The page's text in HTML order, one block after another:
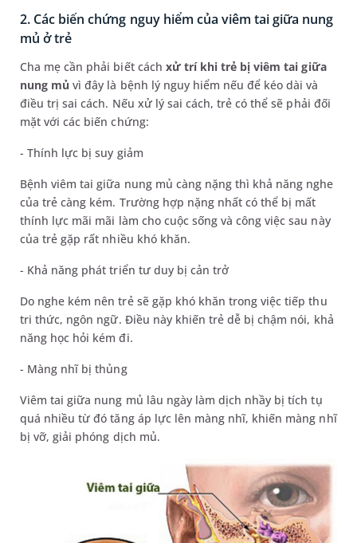
2. Các biến chứng nguy hiểm của viêm tai giữa nung
mủ ở trẻ
Cha mẹ cần phải biết cách xử trí khi trẻ bị viêm tai giữa
nung mủvì đây là bệnh lý nguy hiểm nếu để kéo dài và
điều trị sai cách. Nếu xử lý sai cách, trẻ có thể sẽ phải đối
mặt với các biến chứng:
- Thính lực bị suy giảm
Bệnh viêm tai giữa nung mủ càng nặng thì khả năng nghe
của trẻ càng kém. Trường hợp nặng nhất có thể bị mất
thính lực mãi mãi làm cho cuộc sống và công việc sau này
của trẻ gặp rất nhiều khó khăn.
- Khả năng phát triển tư duy bị cản trở
Do nghe kém nên trẻ sẽ gặp khó khăn trong việc tiếp thu
tri thức, ngôn ngữ. Điều này khiến trẻ dễ bị chậm nói, khả
năng học hỏi kém đi.
- Màng nhĩ bị thủng
Viêm tai giữa nung mủ lâu ngày làm dịch nhầy bị tích tụ
quá nhiều từ đó tăng áp lực lên màng nhĩ, khiến màng nhĩ
bị vỡ, giải phóng dịch mủ.